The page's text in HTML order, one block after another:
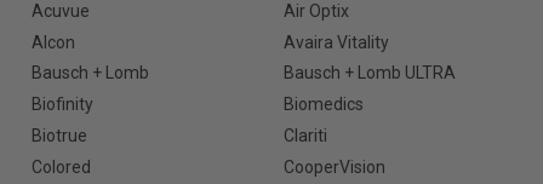
Acuvue
Air Optix
Alcon
Avaira Vitality
Bausch + Lomb
Bausch + Lomb ULTRA
Biofinity
Biomedics
Biotrue
Clariti
Colored
CooperVision